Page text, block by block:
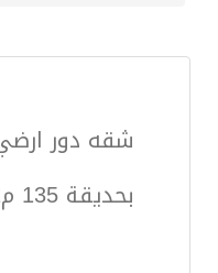
بحديقة 135 م2 في sun capital